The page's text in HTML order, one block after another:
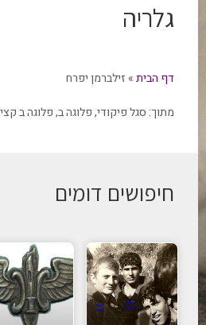
גלריה
דף הבית» זילברמן יפרח
מתוך: סגל פיקודי,פלוגה ב,פלוגה ב
חיפושים דומים